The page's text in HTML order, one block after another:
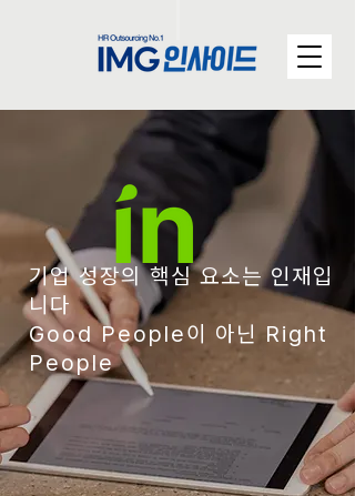
기업 성장의 핵심 요소는 인재입
니다
Good People이 아닌 Right
People